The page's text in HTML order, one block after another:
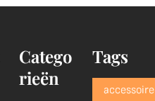
Catego
rieën
Tags